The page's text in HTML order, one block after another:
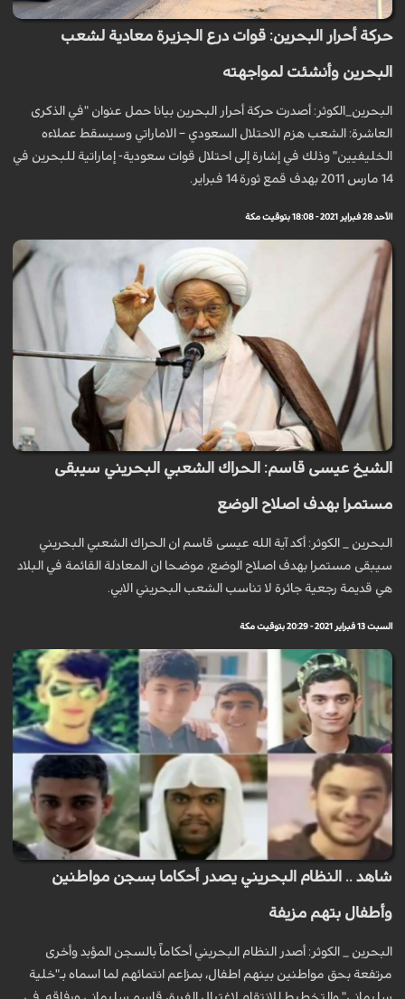
حركة أحرار البحرين: قوات درع الجزيرة معادية لشعب
البحرين وأنشئت لمواجهته
البحرين_الكوثر: أصدرت حركة أحرار البحرين بيانا حمل عنوان "في الذكرى
العاشرة: الشعب هزم الاحتلال السعودي – الاماراتي وسيسقط عملاءه
الخليفيين" وذلك في إشارة إلى احتلال قوات سعودية- إماراتية للبحرين في
14 مارس 2011 بهدف قمع ثورة 14 فبراير.
الأحد 28 فبراير 2021 - 18:08 بتوقيت مكة
الشيخ عيسى قاسم: الحراك الشعبي البحريني سيبقى
مستمرا بهدف اصلاح الوضع
البحرين _ الكوثر: أكد آية الله عيسى قاسم ان الحراك الشعبي البحريني
سيبقى مستمرا بهدف اصلاح الوضع، موضحا ان المعادلة القائمة في البلاد
هي قديمة رجعية جائرة لا تناسب الشعب البحريني الابي.
السبت 13 فبراير 2021 - 20:29 بتوقيت مكة
شاهد .. النظام البحريني يصدر أحكاما بسجن مواطنين
وأطفال بتهم مزيفة
البحرين _ الكوثر: أصدر النظام البحريني أحكاماً بالسجن المؤبد وأخرى
مرتفعة بحق مواطنين بينهم اطفال، بمزاعم انتمائهم لما اسماه بـ"خلية